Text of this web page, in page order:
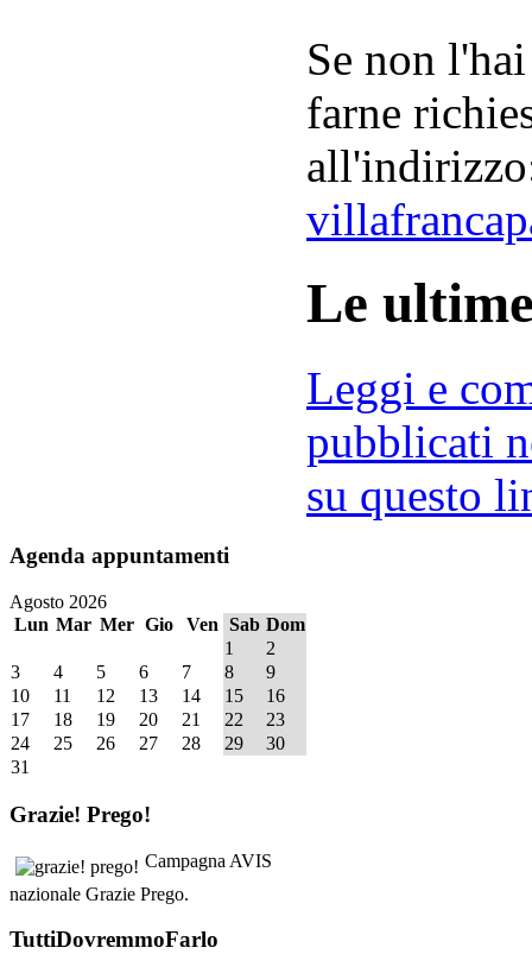
Se non
farne
Le
Leggi e
pubblicati
su questo
Agenda appuntamenti
Agosto 2026
Lun Mar Mer Gio Ven Sab Dom
1
2
3
4 5 6 7 8
9
10
11 12 13 14 15
16
17
18 19 20 21 22
23
24
25 26 27 28 29
30
31
Grazie! Prego!
Campagna AVIS
nazionale Grazie Prego.
TuttiDovremmoFarlo